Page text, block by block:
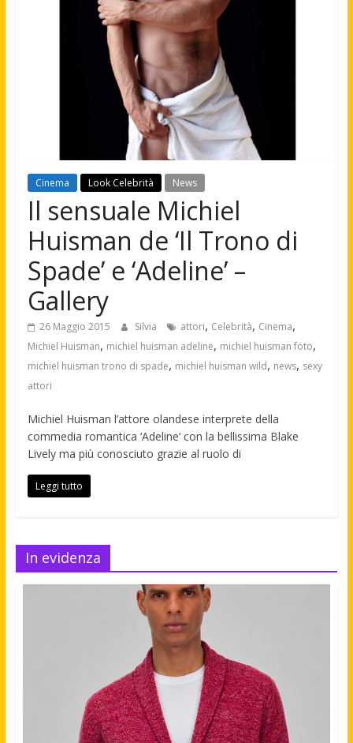
Cinema Look Celebrità News
Il sensuale Michiel
Huisman de ‘Il Trono di
Spade’ e ‘Adeline’ –
Gallery
26 Maggio 2015 Silvia attori, Celebrità, Cinema,
Michiel Huisman, michiel huisman adeline, michiel huisman foto,
michiel huisman trono di spade, michiel huisman wild, news, sexy
attori
Michiel Huisman l’attore olandese interprete della
commedia romantica ‘Adeline‘ con la bellissima Blake
Lively ma più conosciuto grazie al ruolo di
Leggi tutto
In evidenza